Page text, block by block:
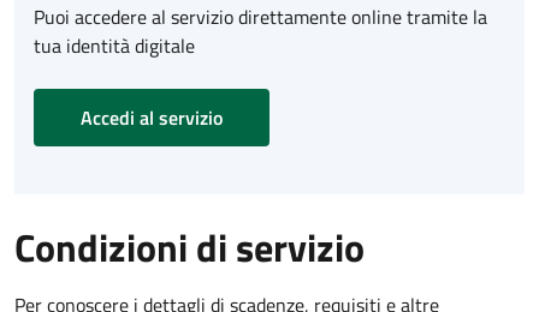
Puoi accedere al servizio direttamente online tramite la
tua identità digitale
Accedi al servizio
Condizioni di servizio
Per conoscere i dettagli di scadenze, requisiti e altre